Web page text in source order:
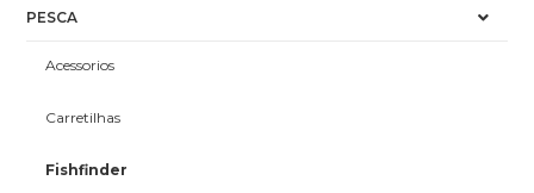
PESCA
Acessorios
Carretilhas
Fishfinder